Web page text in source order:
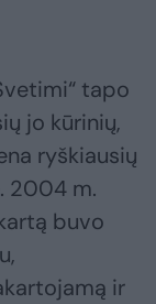
tapo
jo kūrinių,
ryškiausių
2004 m.
buvo
ir